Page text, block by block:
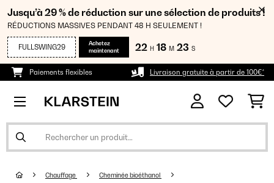
Jusqu’à 29 % de réduction sur une sélection de produits !
RÉDUCTIONS MASSIVES PENDANT 48 H SEULEMENT !
FULLSWING29
Achetez
maintenant
22 H 18 M 22 S
Paiements flexibles Livraison gratuite à partir de 100€*
Chauffage Cheminée bioéthanol